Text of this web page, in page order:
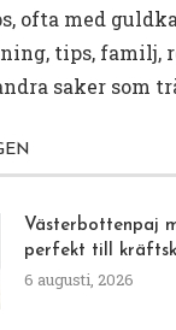
ofta med
tips, familj,
saker som
Västerbottenpaj
perfekt till
6 augusti, 2026